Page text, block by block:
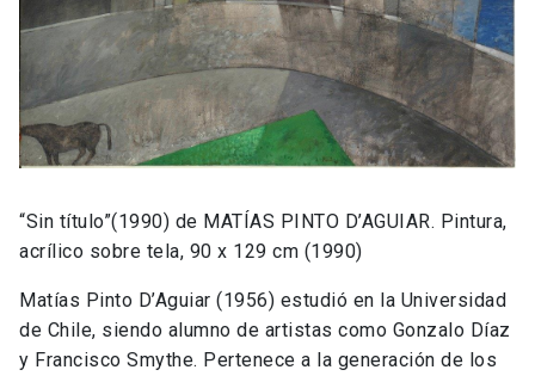
“Sin título”(1990) de MATÍAS PINTO D’AGUIAR. Pintura,
acrílico sobre tela, 90 x 129 cm (1990)
Matías Pinto D’Aguiar (1956) estudió en la Universidad
de Chile, siendo alumno de artistas como Gonzalo Díaz
y Francisco Smythe. Pertenece a la generación de los